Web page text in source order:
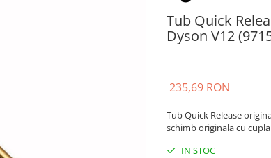
Tub Quick
Dyson V12
235,69 RON
Tub Quick Release
schimb originala cu
IN STOC